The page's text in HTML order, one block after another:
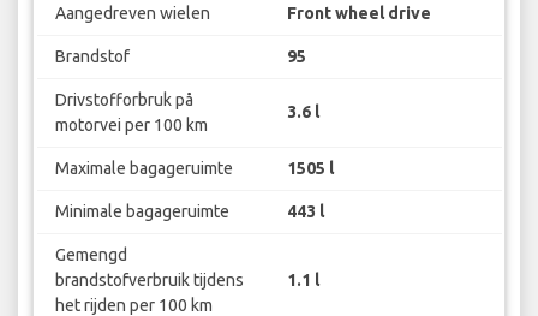
Aangedreven wielen Front wheel drive
Brandstof 95
Drivstofforbruk på
motorvei per 100 km
3.6 l
Maximale bagageruimte 1505 l
Minimale bagageruimte 443 l
Gemengd
brandstofverbruik tijdens
het rijden per 100 km
1.1 l